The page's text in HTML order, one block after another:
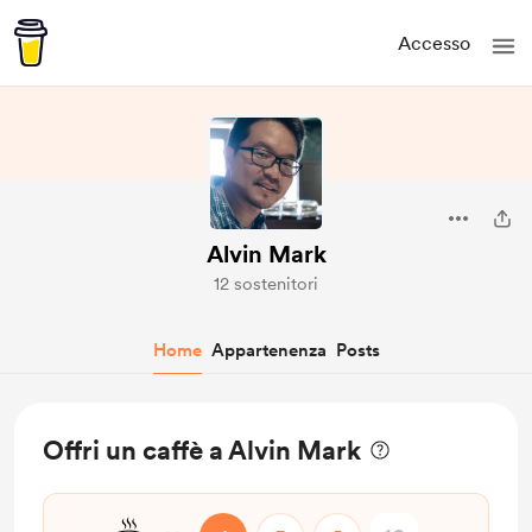
Accesso
Alvin Mark
12 sostenitori
Home Appartenenza Posts
Offri un caffè a Alvin Mark